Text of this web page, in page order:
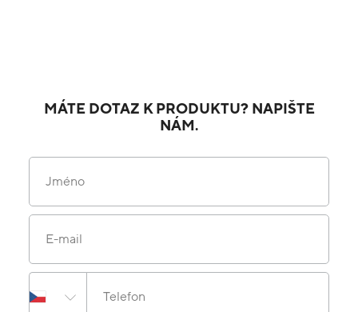
MÁTE DOTAZ K PRODUKTU? NAPIŠTE
NÁM.
Jméno
E-mail
Telefon